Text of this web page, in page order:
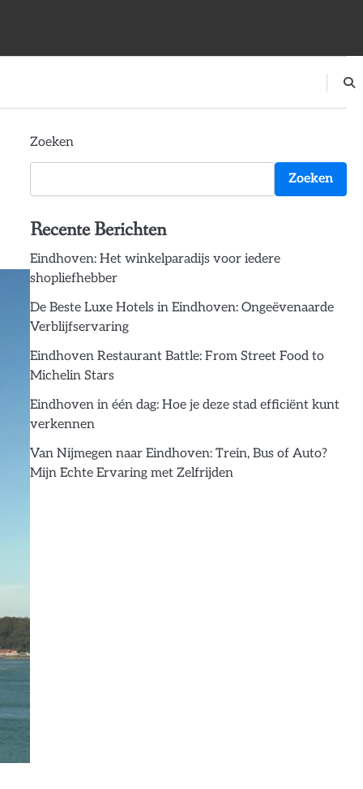
Zoeken
Zoeken
Recente Berichten
Eindhoven: Het winkelparadijs voor iedere
shopliefhebber
De Beste Luxe Hotels in Eindhoven: Ongeëvenaarde
Verblijfservaring
Eindhoven Restaurant Battle: From Street Food to
Michelin Stars
Eindhoven in één dag: Hoe je deze stad efficiënt kunt
verkennen
Van Nijmegen naar Eindhoven: Trein, Bus of Auto?
Mijn Echte Ervaring met Zelfrijden